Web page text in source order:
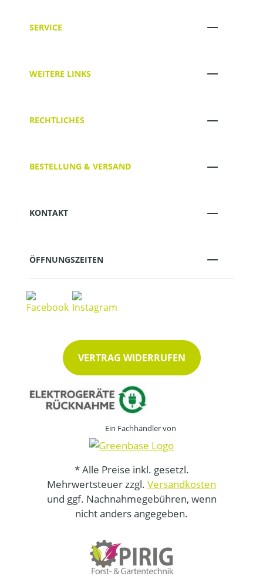
SERVICE
WEITERE LINKS
RECHTLICHES
BESTELLUNG & VERSAND
KONTAKT
ÖFFNUNGSZEITEN
VERTRAG WIDERRUFEN
Ein Fachhändler von
* Alle Preise inkl. gesetzl.
Mehrwertsteuer zzgl. Versandkosten
und ggf. Nachnahmegebühren, wenn
nicht anders angegeben.